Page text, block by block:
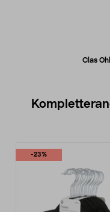
Clas
-23%